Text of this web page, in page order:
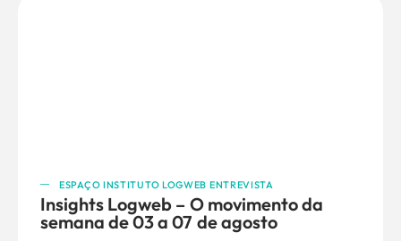
ESPAÇO INSTITUTO LOGWEB ENTREVISTA
Insights Logweb – O movimento da
semana de 03 a 07 de agosto